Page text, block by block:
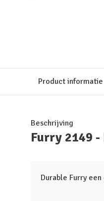
Product informatie
Beschrijving
Furry 2149
Durable Furry